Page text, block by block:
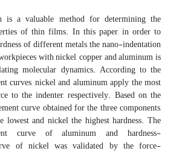
is a valuable method for determining the
of thin films. In this paper, in order to
of different metals, the nano-indentation
with nickel, copper and aluminum is
molecular dynamics. According to the
curves, nickel and aluminum apply the most
to the indenter, respectively. Based on the
curve obtained for the three components,
lowest and nickel the highest hardness. The
curve of aluminum and hardness-
of nickel was validated by the force-